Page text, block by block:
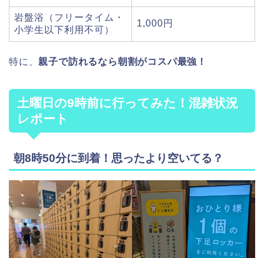
岩盤浴（フリータイム・
小学生以下利用不可）
1,000円
特に、親子で訪れるなら朝割がコスパ最強！
土曜日の9時前に行ってみた！混雑状況
レポート
朝8時50分に到着！思ったより空いてる？